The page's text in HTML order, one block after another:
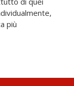
più